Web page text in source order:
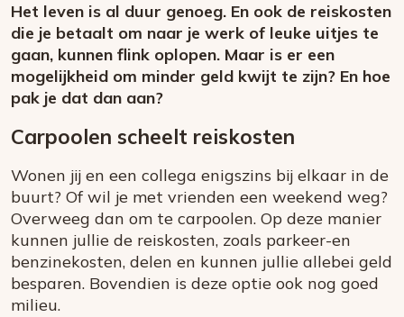
Het leven is al duur genoeg. En ook de reiskosten
die je betaalt om naar je werk of leuke uitjes te
gaan, kunnen flink oplopen. Maar is er een
mogelijkheid om minder geld kwijt te zijn? En hoe
pak je dat dan aan?
Carpoolen scheelt reiskosten
Wonen jij en een collega enigszins bij elkaar in de
buurt? Of wil je met vrienden een weekend weg?
Overweeg dan om te carpoolen. Op deze manier
kunnen jullie de reiskosten, zoals parkeer-en
benzinekosten, delen en kunnen jullie allebei geld
besparen. Bovendien is deze optie ook nog goed
milieu.